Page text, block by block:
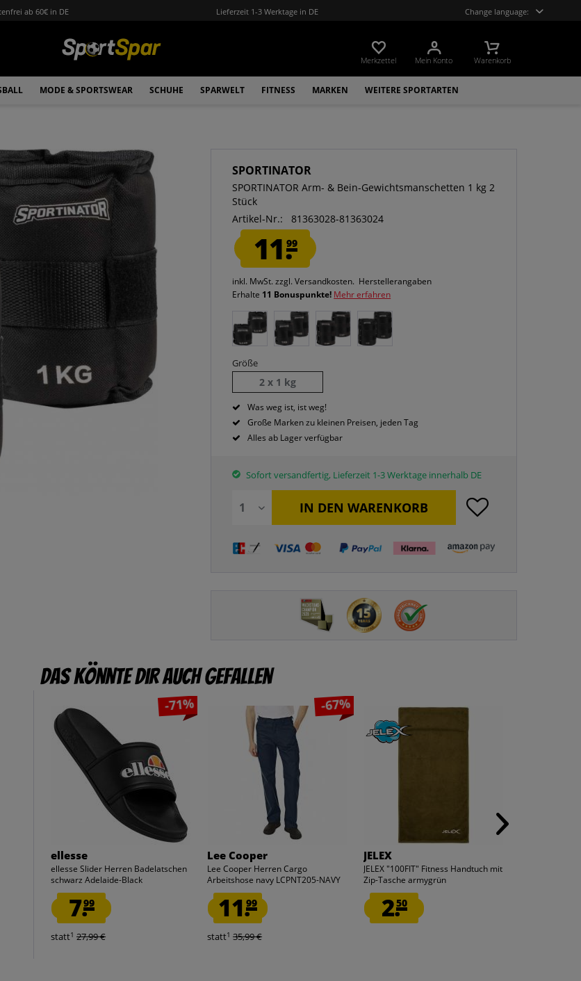
ab 60€ in DE Lieferzeit 1-3 Werktage in DE Change language:
Merkzettel Mein Konto Warenkorb
MODE & SPORTSWEAR SCHUHE SPARWELT FITNESS MARKEN WEITERE SPORTARTEN
SPORTINATOR
SPORTINATOR Arm- & Bein-Gewichtsmanschetten 1 kg 2
Stück
Artikel-Nr.:
81363028-81363024
11.99
inkl. MwSt.zzgl. Versandkosten. Herstellerangaben
Erhalte 11 Bonuspunkte! Mehr erfahren
Größe
2 x 1 kg
Was weg ist, ist weg!
Große Marken zu kleinen Preisen, jeden Tag
Alles ab Lager verfügbar
Sofort versandfertig, Lieferzeit 1-3 Werktage innerhalb DE
IN DEN WARENKORB
Das könnte dir auch gefallen
-71%
ellesse
ellesse Slider Herren Badelatschen
schwarz Adelaide-Black
7.99
statt1 27,99 €
-67%
Lee Cooper
Lee Cooper Herren Cargo
Arbeitshose navy LCPNT205-NAVY
11.99
statt1 35,99 €
JELEX
JELEX "100FIT" Fitness Handtuch mit
Zip-Tasche armygrün
2.50